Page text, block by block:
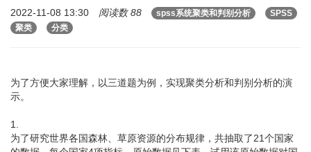
2022-11-08 13:30 阅读数 88 spss系统聚类和判别分析
SPSS
聚类
分类
为了方便大家理解，以三道题为例，实现聚类分析和判别分析的演
示。
1.
为了研究世界各国森林、草原资源的分布规律，共抽取了21个国家